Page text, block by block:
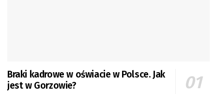
Braki kadrowe w oświacie w Polsce. Jak
jest w Gorzowie?